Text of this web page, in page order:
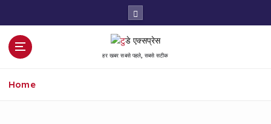
हर खबर सबसे पहले, सबसे सटीक
Home